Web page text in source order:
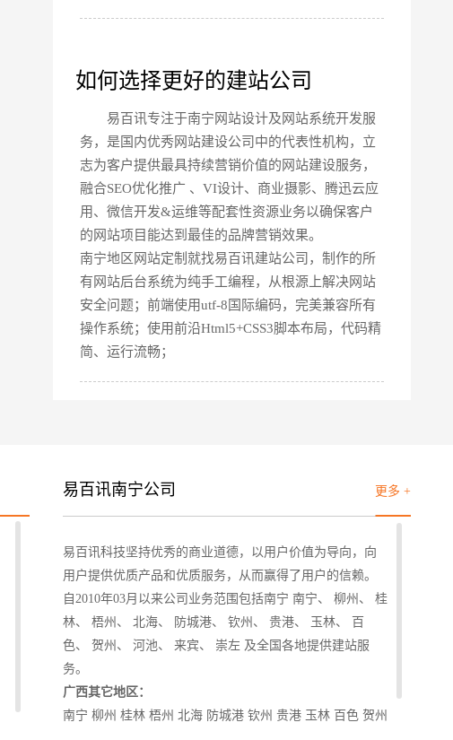
如何选择更好的建站公司
易百讯专注于南宁网站设计及网站系统开发服
务，是国内优秀网站建设公司中的代表性机构，立
志为客户提供最具持续营销价值的网站建设服务，
融合SEO优化推广 、VI设计、商业摄影、腾迅云应
用、微信开发&运维等配套性资源业务以确保客户
的网站项目能达到最佳的品牌营销效果。
南宁地区网站定制就找易百讯建站公司，制作的所
有网站后台系统为纯手工编程，从根源上解决网站
安全问题；前端使用utf-8国际编码，完美兼容所有
操作系统；使用前沿Html5+CSS3脚本布局，代码精
简、运行流畅；
更多 +
易百讯南宁公司
易百讯科技坚持优秀的商业道德，以用户价值为导向，向
用户提供优质产品和优质服务，从而赢得了用户的信赖。
自2010年03月以来公司业务范围包括南宁 南宁、 柳州、 桂
林、 梧州、 北海、 防城港、 钦州、 贵港、 玉林、 百
色、 贺州、 河池、 来宾、 崇左 及全国各地提供建站服
务。
广西其它地区：
南宁 柳州 桂林 梧州 北海 防城港 钦州 贵港 玉林 百色 贺州
创意品牌型网站 · 标准企业官网建设 · 外贸网站设计
电商及系统平台开发 · 微信小程序开发 · 年度运维服务